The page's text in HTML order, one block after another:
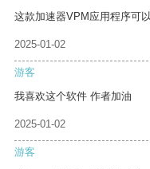
这款加速器VPM应用程序可
2025-01-02
游客
我喜欢这个软件 作者加油
2025-01-02
游客